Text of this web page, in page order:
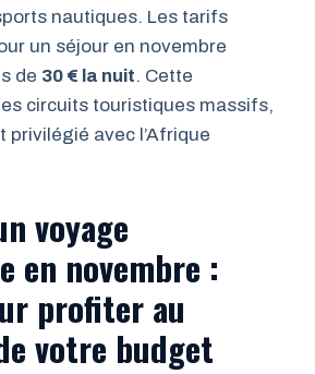
nautiques. Les tarifs
un séjour en novembre
de 30 € la nuit. Cette
circuits touristiques massifs,
privilégié avec l’Afrique
voyage
en novembre :
profiter au
votre budget